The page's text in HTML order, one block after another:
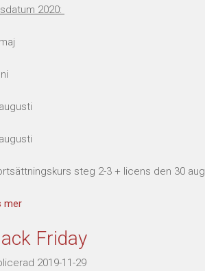
2020:
steg 2-3 + licens den 30
mer
Friday
2019-11-29